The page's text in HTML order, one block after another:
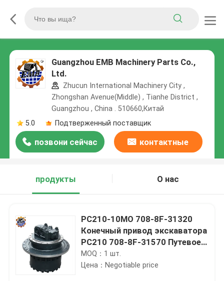
Guangzhou EMB Machinery Parts Co.,
Ltd.
Zhucun International Machinery City ,
Zhongshan Avenue(Middle) , Tianhe District ,
Guangzhou , China . 510660,Китай
5.0
Подтверженный поставщик
позвони сейчас контактные
продукты
О нас
PC210-10MO 708-8F-31320
Конечный привод экскаватора
PC210 708-8F-31570 Путевое
устройство
MOQ：1 шт.
Цена：Negotiable price